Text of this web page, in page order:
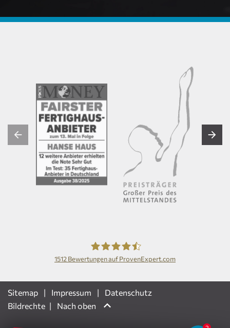
1512Bewertungen auf ProvenExpert.com
Sitemap Impressum
Datenschutz
Bildrechte
Nach oben